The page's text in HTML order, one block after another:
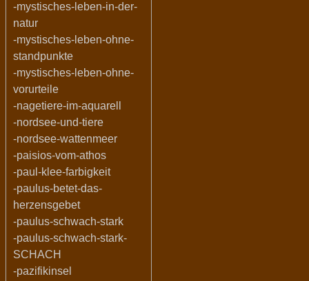
-mystisches-leben-in-der-
natur
-mystisches-leben-ohne-
standpunkte
-mystisches-leben-ohne-
vorurteile
-nagetiere-im-aquarell
-nordsee-und-tiere
-nordsee-wattenmeer
-paisios-vom-athos
-paul-klee-farbigkeit
-paulus-betet-das-
herzensgebet
-paulus-schwach-stark
-paulus-schwach-stark-
SCHACH
-pazifikinsel